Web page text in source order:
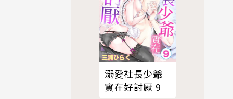
溺愛社長少爺
實在好討厭 9